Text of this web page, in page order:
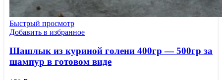
Быстрый просмотр
Добавить в избранное
Шашлык из куриной голени 400гр — 500гр за
шампур в готовом виде